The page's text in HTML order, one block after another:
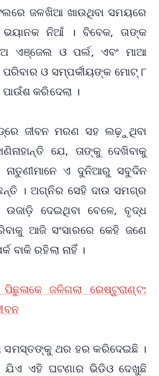
ଜଳଖିଆ ଖାଉଥିବା ସମୟରେ
ଭୟାନକ ନିଆଁ । ବିବେକ, ତାଙ୍କ
ଏଞ୍ଜେଲ ଓ ପର୍ଲ, ଏବଂ ମାଆ
ଓ ସମ୍ପର୍କୀୟଙ୍କ ମୋଟ୍ ୮
କରିଦେଲା ।
ଜୀବନ ମରଣ ସହ ଲଢ଼ୁଥିବା
ଯେ, ତାଙ୍କୁ ଦେଖିବାକୁ
ଏ ଦୁନିଆରୁ ସବୁଦିନ
। ଅଗ୍ନିର ସେହି ଦାଉ ସମଗ୍ର
ଦେଇଥିବା ବେଳେ, ବୃଦ୍ଧ
ଆଜି ସଂସାରରେ କେହି ଜଣେ
ବାକି ରହିଲା ନାହିଁ ।
ଜଳିଗଲା ରେଷ୍ଟୁରାଣ୍ଟ:
ସମସ୍ତଙ୍କୁ ଥର ହର କରିଦେଇଛି ।
ଯିଏ ଏହି ଘଟଣାର ଭିଡିଓ ଦେଖୁଛି